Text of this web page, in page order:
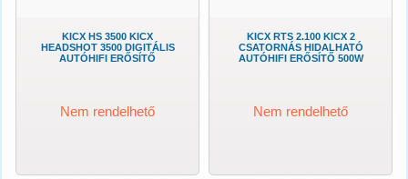
KICX HS 3500 KICX
HEADSHOT 3500 DIGITÁLIS
AUTÓHIFI ERŐSÍTŐ
Nem rendelhető
KICX RTS 2.100 KICX 2
CSATORNÁS HIDALHATÓ
AUTÓHIFI ERŐSÍTŐ 500W
Nem rendelhető